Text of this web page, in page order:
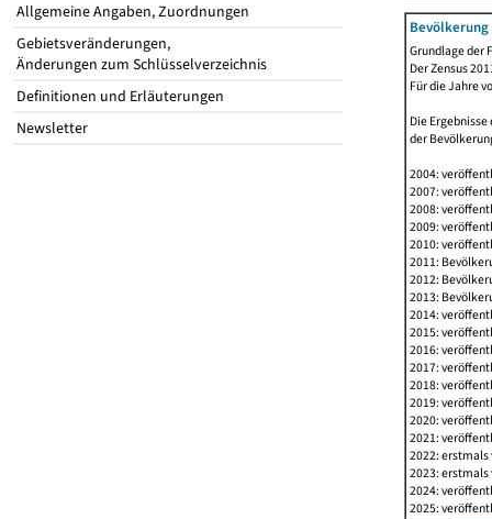
Allgemeine Angaben, Zuordnungen
Gebietsveränderungen,
Änderungen zum Schlüsselverzeichnis
Definitionen und Erläuterungen
Newsletter
Grundlage der
Der Zensus
Für die Jahre
Die
der
2004:
2007:
2008:
2009:
2010:
2011:
2012:
2013:
2014:
2015:
2016:
2017:
2018:
2019:
2020:
2021:
2022:
2023:
2024:
2025: